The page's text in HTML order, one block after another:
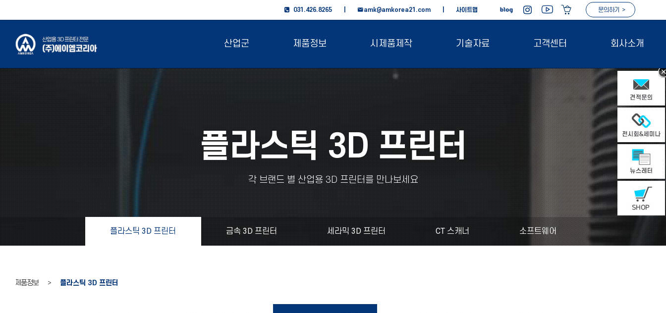
031.426.8265 | amk@amkorea21.com 사이트맵 문의하기 >
산업군 제품정보 시제품제작 기술자료 고객센터 회사소개
플라스틱 3D 프린터
각 브랜드 별 산업용 3D 프린터를 만나보세요
플라스틱 3D 프린터 금속 3D 프린터 세라믹 3D 프린터 CT 스캐너 소프트웨어
제품정보 > 플라스틱 3D 프린터